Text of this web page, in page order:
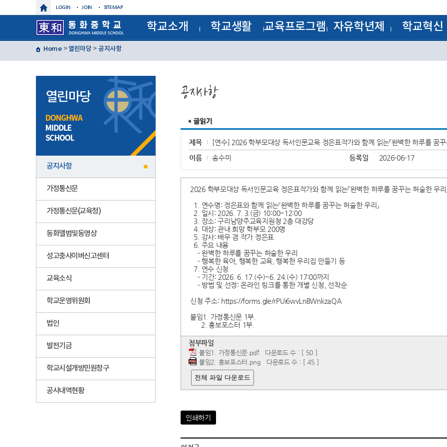
LOGIN JOIN SITEMAP
학교소개
학교연혁
특색사업
학교현황
건물배치도
찾아오시는길
학교생활
정기시험모범답안
급식일정
각종서류양식
보건실알림
운동부
윈드 오케스트라
글마루
교육프로그램
학습자료실
자유학년제
3학년
학교혁신
전문적 학습 공동체
Home>열린마당 >공지사항
공지사항
제목
[연수] 2026 학부모대상 독서인문교육 정은표작가와 함께 읽는「완벽한 하루를 꿈
이름
송수미 등록일 2026-06-17
2026 학부모대상 독서인문교육 정은표작가와 함께 읽는「완벽한 하루를 꿈꾸는 허술한 우
1. 연수명: 정은표와 함께 읽는『완벽한 하루를 꿈꾸는 허술한 우리』
2. 일시: 2026. 7. 3.(금) 10:00~12:00
3. 장소: 구리남양주교육지원청 2층 대강당
4. 대상: 관내 희망 학부모 200명
5. 강사: 배우 겸 작가 정은표
6. 주요 내용
- 완벽한 하루를 꿈꾸는 허술한 우리
- 행복한 육아, 행복한 교육, 행복한 우리집 만들기 등
7. 연수 신청
- 기간: 2026. 6. 17.(수)~6. 24.(수) 17:00까지
- 방법 및 선정: 온라인 링크를 통한 개별 신청, 선착순
신청 주소: https://forms.gle/rPUi6wvLnBWnkzaQA
붙임1. 가정통신문 1부.
2. 홍보포스터 1부.
첨부파일
붙임1. 가정통신문.pdf다운로드 수 : [ 50 ]
붙임2. 홍보포스터.png 다운로드 수 : [ 45 ]
전체 파일 다운로드
인쇄하기
열린마당
공지사항
가정통신문
가정통신문(교육청)
동화앨범및동영상
성고충사이버신고센터
교육소식
학교운영위원회
법인
발전기금
학교시설개방민원창구
공사내역현황